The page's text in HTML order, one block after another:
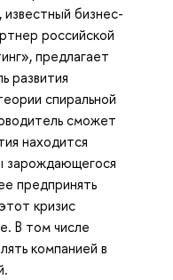
бизнес-
российской
предлагает
развития
спиральной
сможет
находится
зарождающегося
предпринять
кризис
В том числе
компанией в